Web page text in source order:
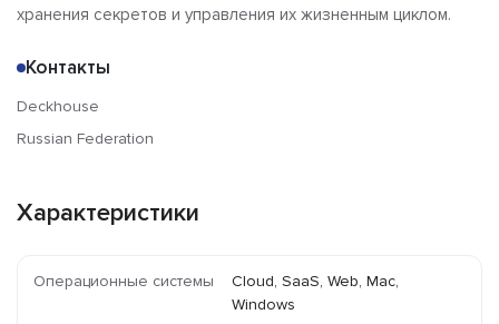
хранения секретов и управления их жизненным циклом.
Контакты
Deckhouse
Russian Federation
Характеристики
Операционные системы
Cloud, SaaS, Web, Mac,
Windows